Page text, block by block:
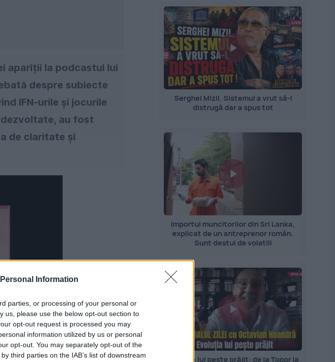
Information
parties, or processing of your personal or
us, please use the below opt-out section to
opt-out request is processed you may
information utilized by us or personal
opt-out. You may separately opt-out of the
third parties on the IAB’s list of downstream
apariții la podcastul lui
despre subiecte
IFN-urile și jocurile
dezvoltate, au fost
de claritate și
Serghei Mizil. Sistemul a vrut să-l
distrugă dar a spus tot
Importul muncitorilor din Sri Lanka,
explicat de un antreprenor român.
Sunt destul de volatili
Evoluția lui pește prăjit: de la Topor la